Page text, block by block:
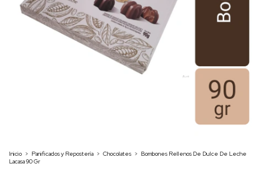
Inicio > Panificados y Repostería > Chocolates > Bombones Rellenos De Dulce De Leche
Lacasa 90 Gr